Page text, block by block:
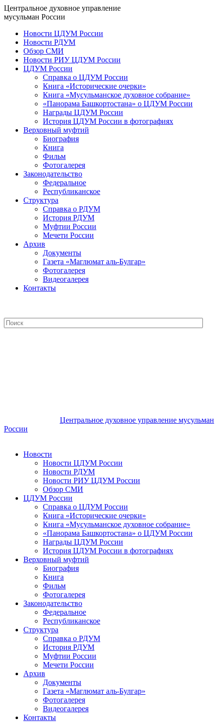
Центральное духовное управление
мусульман России
Новости ЦДУМ России
Новости РДУМ
Обзор СМИ
Новости РИУ ЦДУМ России
ЦДУМ России
Справка о ЦДУМ России
Книга «Исторические очерки»
Книга «Мусульманское духовное собрание»
«Панорама Башкортостана» о ЦДУМ России
Награды ЦДУМ России
История ЦДУМ России в фотографиях
Верховный муфтий
Биография
Книга
Фильм
Фотогалерея
Законодательство
Федеральное
Республиканское
Структура
Справка о РДУМ
История РДУМ
Муфтии России
Мечети России
Архив
Документы
Газета «Маглюмат аль-Булгар»
Фотогалерея
Видеогалерея
Контакты
Центральное духовное управление мусульман
России
Новости
Новости ЦДУМ России
Новости РДУМ
Новости РИУ ЦДУМ России
Обзор СМИ
ЦДУМ России
Справка о ЦДУМ России
Книга «Исторические очерки»
Книга «Мусульманское духовное собрание»
«Панорама Башкортостана» о ЦДУМ России
Награды ЦДУМ России
История ЦДУМ России в фотографиях
Верховный муфтий
Биография
Книга
Фильм
Фотогалерея
Законодательство
Федеральное
Республиканское
Структура
Справка о РДУМ
История РДУМ
Муфтии России
Мечети России
Архив
Документы
Газета «Маглюмат аль-Булгар»
Фотогалерея
Видеогалерея
Контакты